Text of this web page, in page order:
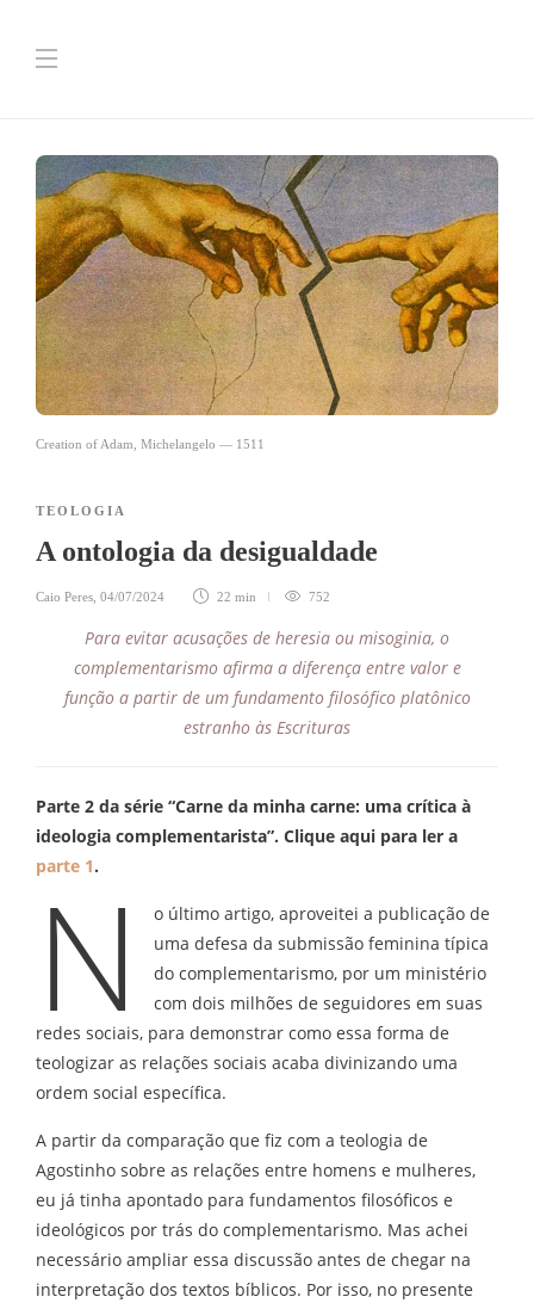
Creation of Adam, Michelangelo — 1511
TEOLOGIA
A ontologia da desigualdade
Caio Peres 04/07/2024 22 min 752
Para evitar acusações de heresia ou misoginia, o
complementarismo afirma a diferença entre valor e
função a partir de um fundamento filosófico platônico
estranho às Escrituras
Parte 2 da série “Carne da minha carne: uma crítica à
ideologia complementarista”. Clique aqui para ler a
parte 1.
N
o último artigo, aproveitei a publicação de
uma defesa da submissão feminina típica
do complementarismo, por um ministério
com dois milhões de seguidores em suas
redes sociais, para demonstrar como essa forma de
teologizar as relações sociais acaba divinizando uma
ordem social específica.
A partir da comparação que fiz com a teologia de
Agostinho sobre as relações entre homens e mulheres,
eu já tinha apontado para fundamentos filosóficos e
ideológicos por trás do complementarismo. Mas achei
necessário ampliar essa discussão antes de chegar na
interpretação dos textos bíblicos. Por isso, no presente